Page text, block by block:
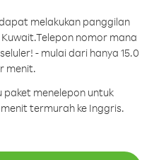
melakukan panggilan
Telepon nomor mana
- mulai dari hanya 15.0
menit.
menelepon untuk
termurah ke Inggris.